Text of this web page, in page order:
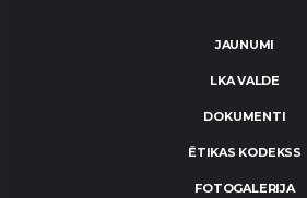
JAUNUMI
LKA VALDE
DOKUMENTI
ĒTIKAS KODEKSS
FOTOGALERIJA